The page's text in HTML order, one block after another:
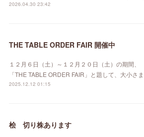
2026.04.30 23:42
THE TABLE ORDER FAIR 開催中
１２月６日（土）～１２月２０日（土）の期間、
「THE TABLE ORDER FAIR」と題して、大小さ
2025.12.12 01:15
桧 切り株あります